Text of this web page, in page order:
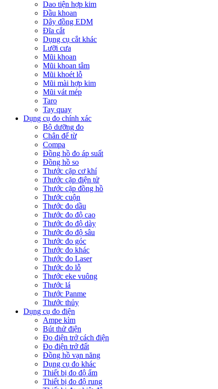
Dao tiện hợp kim
Đầu khoan
Dây đồng EDM
Đĩa cắt
Dụng cụ cắt khác
Lưỡi cưa
Mũi khoan
Mũi khoan tâm
Mũi khoét lỗ
Mũi mài hợp kim
Mũi vát mép
Taro
Tay quay
Dụng cụ đo chính xác
Bộ dưỡng đo
Chân đế từ
Compa
Đồng hồ đo áp suất
Đồng hồ so
Thước cặp cơ khí
Thước cặp điện tử
Thước cặp đồng hồ
Thước cuộn
Thước đo dầu
Thước đo độ cao
Thước đo độ dày
Thước đo độ sâu
Thước đo góc
Thước đo khác
Thước đo Laser
Thước đo lỗ
Thước eke vuông
Thước lá
Thước Panme
Thước thủy
Dụng cụ đo điện
Ampe kìm
Bút thử điện
Đo điện trở cách điện
Đo điện trở đất
Đồng hồ vạn năng
Dụng cụ đo khác
Thiết bị đo độ ẩm
Thiết bị đo độ rung